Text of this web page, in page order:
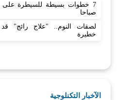
7 خطوات بسيطة للسيطرة على
صباحا
لصقات النوم.. "علاج رائج"
خطيرة
الآخبار التكنلوجية